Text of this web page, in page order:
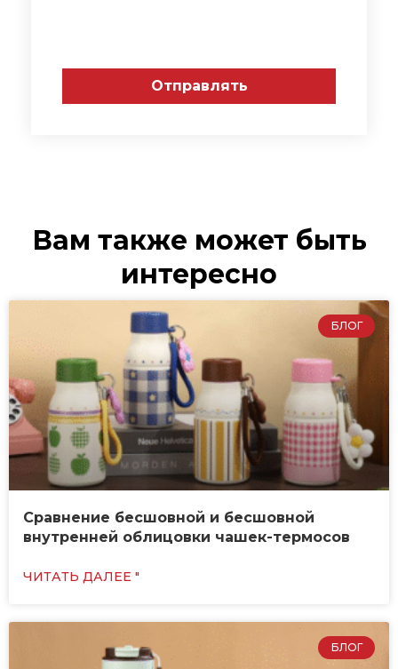
Отправлять
Вам также может быть
интересно
БЛОГ
Сравнение бесшовной и бесшовной
внутренней облицовки чашек-термосов
ЧИТАТЬ ДАЛЕЕ "
БЛОГ